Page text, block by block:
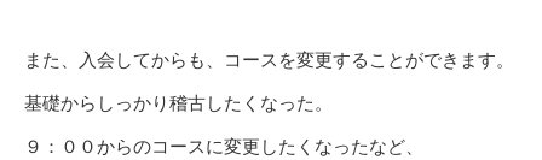
また、入会してからも、コースを変更することができます。
基礎からしっかり稽古したくなった。
９：００からのコースに変更したくなったなど、